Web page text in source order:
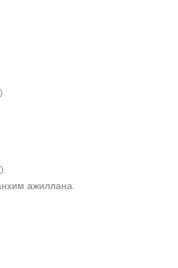
ажиллана.